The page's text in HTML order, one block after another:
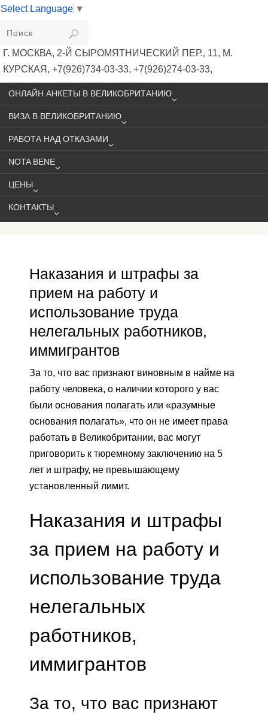
Select Language ▼
VIKIVISA
Г. МОСКВА, 2-Й СЫРОМЯТНИЧЕСКИЙ ПЕР., 11, М.
КУРСКАЯ, +7(926)734-03-33, +7(926)274-03-33,
VISA@VIKIVISA.RU
ОНЛАЙН АНКЕТЫ В ВЕЛИКОБРИТАНИЮ
ВИЗА В ВЕЛИКОБРИТАНИЮ
РАБОТА НАД ОТКАЗАМИ
NOTA BENE
ЦЕНЫ
КОНТАКТЫ
Наказания и штрафы за
прием на работу и
использование труда
нелегальных работников,
иммигрантов
За то, что вас признают виновным в найме на
работу человека, о наличии которого у вас
были основания полагать или «разумные
основания полагать», что он не имеет права
работать в Великобритании, вас могут
приговорить к тюремному заключению на 5
лет и штрафу, не превышающему
установленный лимит.
Наказания и штрафы
за прием на работу и
использование труда
нелегальных
работников,
иммигрантов
За то, что вас признают